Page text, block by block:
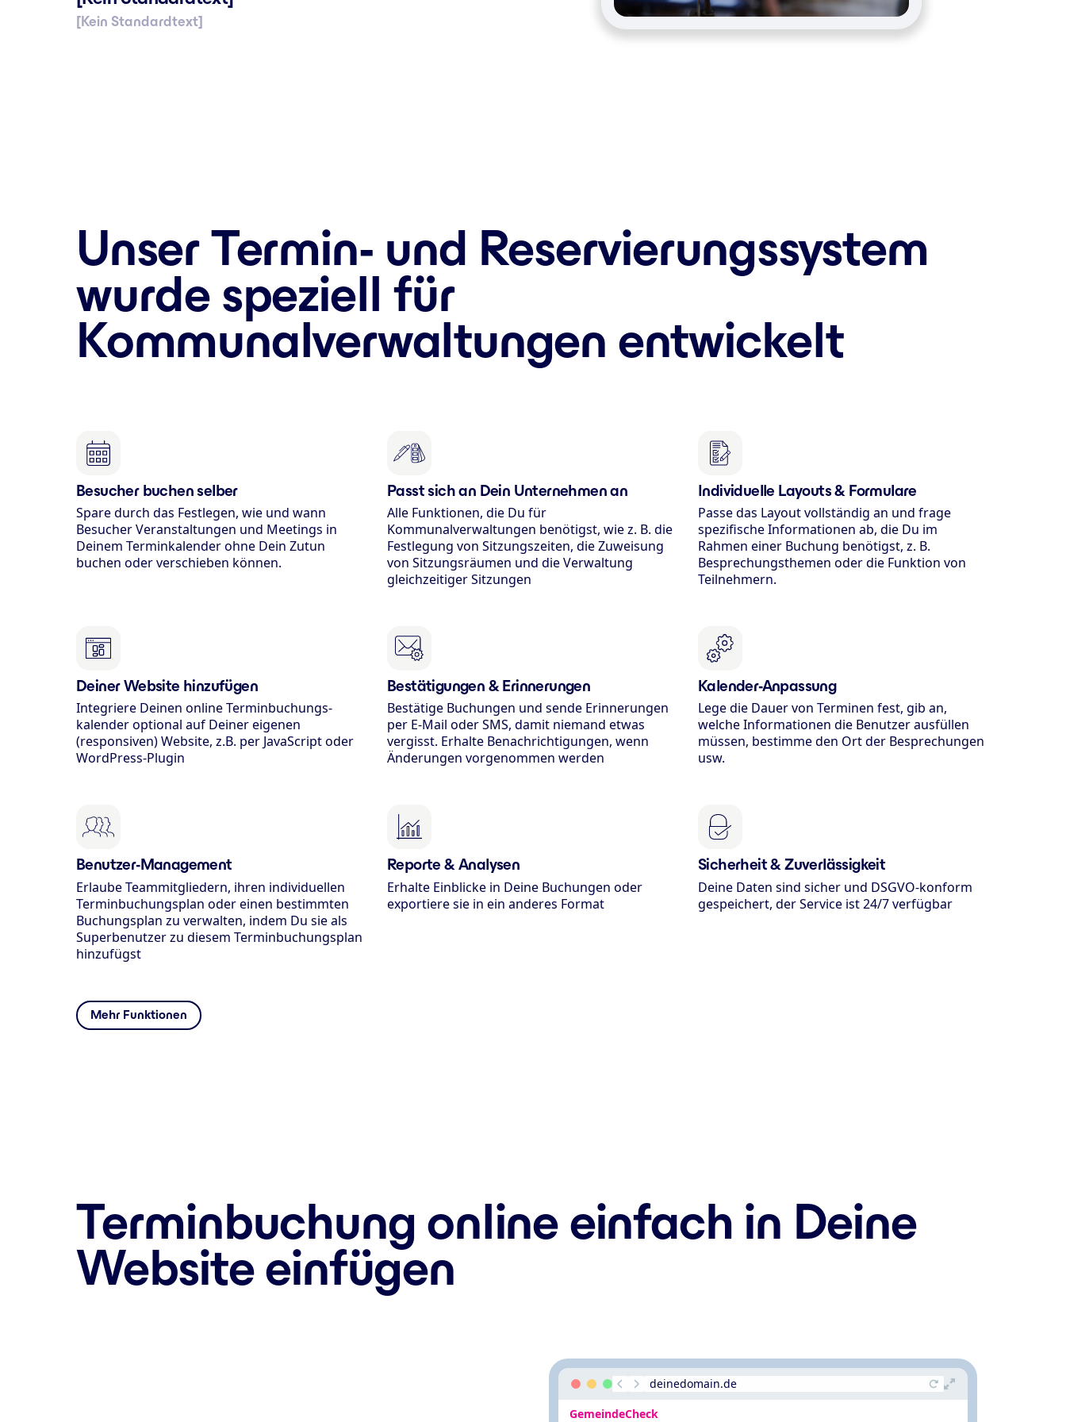
[Kein Standardtext]
Unser Termin- und Reservierungssystem
wurde speziell für
Kommunalverwaltungen entwickelt
Besucher buchen selber
Spare durch das Festlegen, wie und wann
Besucher Veranstaltungen und Meetings in
Deinem Terminkalender ohne Dein Zutun
buchen oder verschieben können.
Passt sich an Dein Unternehmen an
Alle Funktionen, die Du für
Kommunalverwaltungen benötigst, wie z. B. die
Festlegung von Sitzungszeiten, die Zuweisung
von Sitzungsräumen und die Verwaltung
gleichzeitiger Sitzungen
Individuelle Layouts & Formulare
Passe das Layout vollständig an und frage
spezifische Informationen ab, die Du im
Rahmen einer Buchung benötigst, z. B.
Besprechungsthemen oder die Funktion von
Teilnehmern.
Deiner Website hinzufügen
Integriere Deinen online Terminbuchungs­
kalender optional auf Deiner eigenen
(responsiven) Website, z.B. per JavaScript oder
WordPress-Plugin
Bestätigungen & Erinnerungen
Bestätige Buchungen und sende Erinnerungen
per E-Mail oder SMS, damit niemand etwas
vergisst. Erhalte Benachrichtigungen, wenn
Änderungen vorgenommen werden
Kalender-Anpassung
Lege die Dauer von Terminen fest, gib an,
welche Informationen die Benutzer ausfüllen
müssen, bestimme den Ort der Besprechungen
usw.
Benutzer-Management
Erlaube Teammitgliedern, ihren individuellen
Terminbuchungsplan oder einen bestimmten
Buchungsplan zu verwalten, indem Du sie als
Superbenutzer zu diesem Terminbuchungsplan
hinzufügst
Reporte & Analysen
Erhalte Einblicke in Deine Buchungen oder
exportiere sie in ein anderes Format
Sicherheit & Zuverlässigkeit
Deine Daten sind sicher und DSGVO-konform
gespeichert, der Service ist 24/7 verfügbar
Mehr Funktionen
Terminbuchung online einfach in Deine
Website einfügen
deinedomain.de
GemeindeCheck